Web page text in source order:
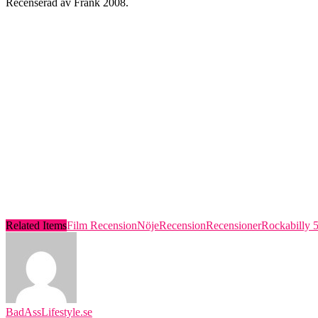
Related ItemsFilm RecensionNöjeRecensionRecensionerRockabilly
BadAssLifestyle.se